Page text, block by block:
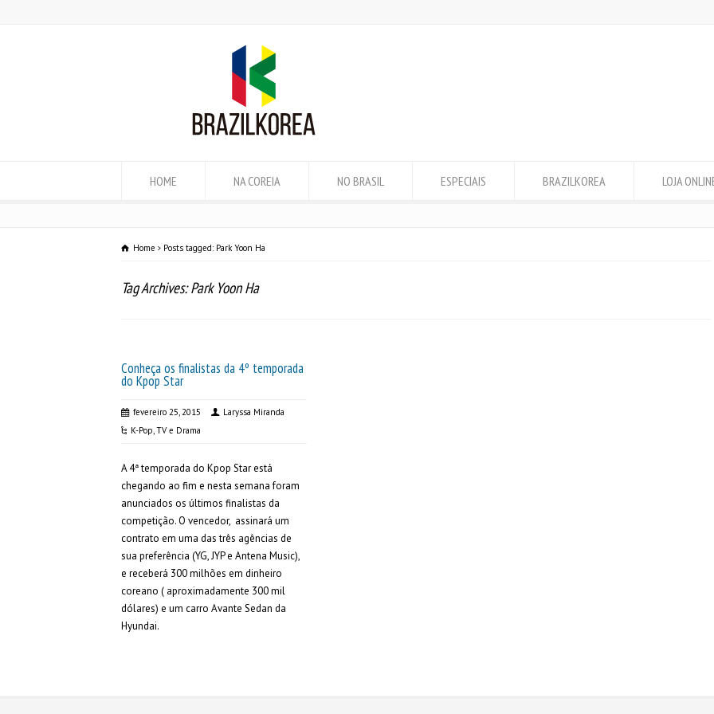
HOME NA COREIA NO BRASIL ESPECIAIS BRAZILKOREA LOJA
Home Posts tagged: Park Yoon Ha
Tag Archives: Park Yoon Ha
Conheça os finalistas da 4º temporada
do Kpop Star
fevereiro 25, 2015
Laryssa Miranda
K-Pop,TV e Drama
A 4ª temporada do Kpop Star está
chegando ao fim e nesta semana foram
anunciados os últimos finalistas da
competição. O vencedor, assinará um
contrato em uma das três agências de
sua preferência (YG, JYP e Antena Music),
e receberá 300 milhões em dinheiro
coreano ( aproximadamente 300 mil
dólares) e um carro Avante Sedan da
Hyundai.